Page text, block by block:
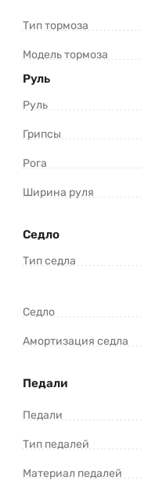
Тип тормоза
Модель тормоза
Руль
Руль
Грипсы
Рога
Ширина руля
Седло
Тип седла
Седло
Амортизация седла
Педали
Педали
Тип педалей
Материал педалей